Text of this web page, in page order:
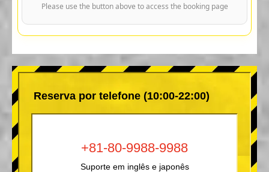
Please use the button above to access the booking page
Reserva por telefone (10:00-22:00)
+81-80-9988-9988
Suporte em inglês e japonês